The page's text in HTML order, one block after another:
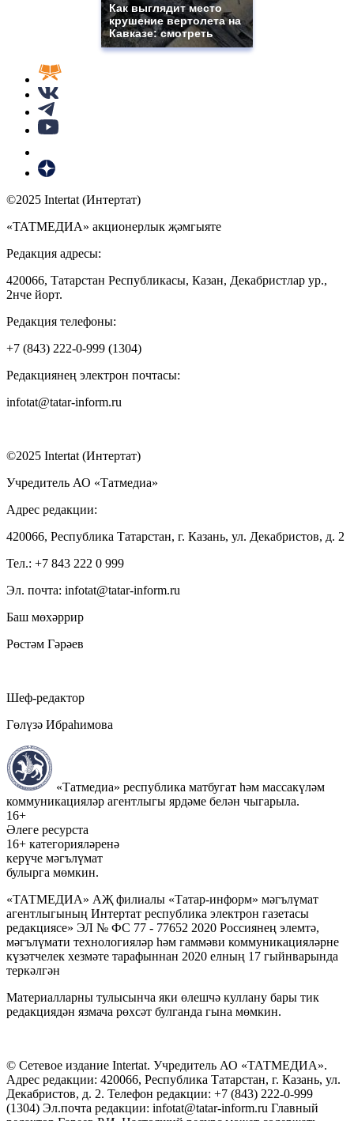
Как выглядит место
крушение вертолета на
Кавказе: смотреть
©2025 Intertat (Интертат)
«ТАТМЕДИА» акционерлык җәмгыяте
Редакция адресы:
420066, Татарстан Республикасы, Казан, Декабристлар ур.,
2нче йорт.
Редакция телефоны:
+7 (843) 222-0-999 (1304)
Редакциянең электрон почтасы:
infotat@tatar-inform.ru
©2025 Intertat (Интертат)
Учредитель АО «Татмедиа»
Адрес редакции:
420066, Республика Татарстан, г. Казань, ул. Декабристов, д. 2
Тел.: +7 843 222 0 999
Эл. почта: infotat@tatar-inform.ru
Баш мөхәррир
Рөстәм Гәрәев
Шеф-редактор
Гөлүзә Ибраһимова
«Татмедиа» республика матбугат һәм массакүләм
коммуникацияләр агентлыгы ярдәме белән чыгарыла.
16+
Әлеге ресурста
16+ категорияләренә
керүче мәгълүмат
булырга мөмкин.
«ТАТМЕДИА» АҖ филиалы «Татар-информ» мәгълүмат
агентлыгының Интертат республика электрон газетасы
редакциясе» ЭЛ № ФС 77 - 77652 2020 Россиянең элемтә,
мәгълүмати технологияләр һәм гаммәви коммуникацияләрне
күзәтчелек хезмәте тарафыннан 2020 елның 17 гыйнварында
теркәлгән
Материалларны тулысынча яки өлешчә куллану бары тик
редакциядән язмача рөхсәт булганда гына мөмкин.
© Сетевое издание Intertat. Учредитель АО «ТАТМЕДИА».
Адрес редакции: 420066, Республика Татарстан, г. Казань, ул.
Декабристов, д. 2. Телефон редакции: +7 (843) 222-0-999
(1304) Эл.почта редакции: infotat@tatar-inform.ru Главный